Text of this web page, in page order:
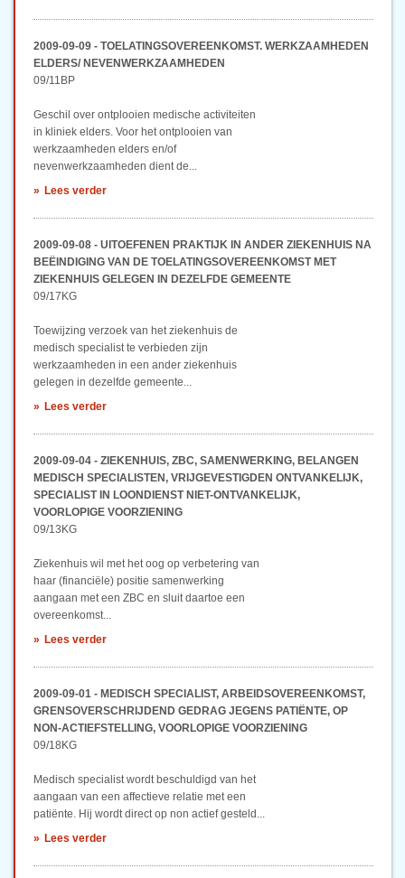
2009-09-09 - TOELATINGSOVEREENKOMST. WERKZAAMHEDEN
ELDERS/ NEVENWERKZAAMHEDEN
09/11BP
Geschil over ontplooien medische activiteiten
in kliniek elders. Voor het ontplooien van
werkzaamheden elders en/of
nevenwerkzaamheden dient de...
Lees verder
2009-09-08 - UITOEFENEN PRAKTIJK IN ANDER ZIEKENHUIS NA
BEËINDIGING VAN DE TOELATINGSOVEREENKOMST MET
ZIEKENHUIS GELEGEN IN DEZELFDE GEMEENTE
09/17KG
Toewijzing verzoek van het ziekenhuis de
medisch specialist te verbieden zijn
werkzaamheden in een ander ziekenhuis
gelegen in dezelfde gemeente...
Lees verder
2009-09-04 - ZIEKENHUIS, ZBC, SAMENWERKING, BELANGEN
MEDISCH SPECIALISTEN, VRIJGEVESTIGDEN ONTVANKELIJK,
SPECIALIST IN LOONDIENST NIET-ONTVANKELIJK,
VOORLOPIGE VOORZIENING
09/13KG
Ziekenhuis wil met het oog op verbetering van
haar (financiële) positie samenwerking
aangaan met een ZBC en sluit daartoe een
overeenkomst...
Lees verder
2009-09-01 - MEDISCH SPECIALIST, ARBEIDSOVEREENKOMST,
GRENSOVERSCHRIJDEND GEDRAG JEGENS PATIËNTE, OP
NON-ACTIEFSTELLING, VOORLOPIGE VOORZIENING
09/18KG
Medisch specialist wordt beschuldigd van het
aangaan van een affectieve relatie met een
patiënte. Hij wordt direct op non actief gesteld...
Lees verder